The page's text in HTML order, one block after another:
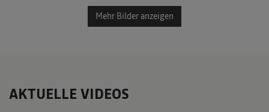
Mehr Bilder anzeigen
AKTUELLE VIDEOS